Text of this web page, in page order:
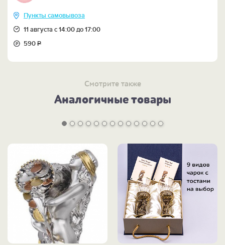
Пункты самовывоза
11 августа с 14:00 до 17:00
590Р
Смотрите также
Аналогичные товары